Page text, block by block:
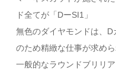
ド全てが「DーSI1」
無色のダイヤモンドは、
のため精緻な仕事が求めら
一般的なラウンドブリリ